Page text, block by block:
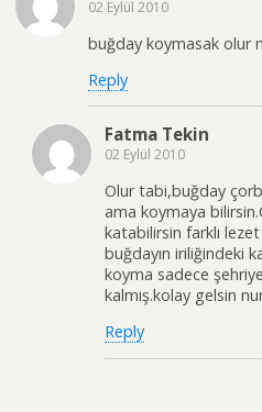
02 Eylül 2010
buğday koymasak olur
Reply
Fatma Tekin
02 Eylül 2010
Olur tabi,buğday
ama koymaya
katabilirsin farklı
buğdayın iriliğindeki
koyma sadece
kalmış.kolay gelsin
Reply